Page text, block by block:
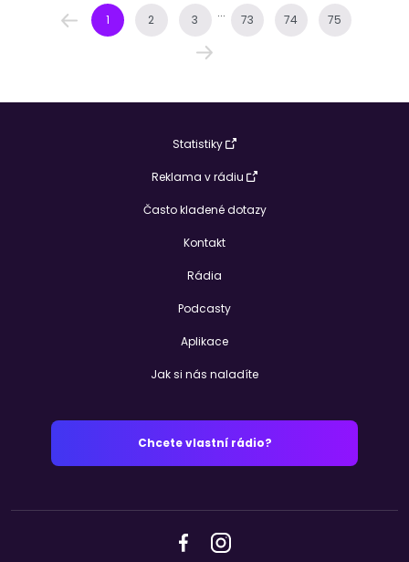
1 2 3 ... 73 74 75
Statistiky
Reklama v rádiu
Často kladené dotazy
Kontakt
Rádia
Podcasty
Aplikace
Jak si nás naladíte
Chcete vlastní rádio?